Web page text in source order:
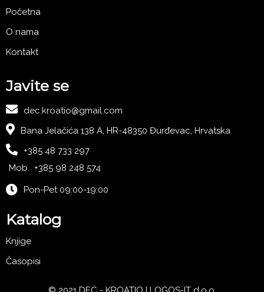
Početna
O nama
Kontakt
Javite se
dec.kroatio@gmail.com
Bana Jelačića 138 A, HR-48350 Đurđevac, Hrvatska
+385 48 733 297
Mob. +385 98 248 574
Pon-Pet 09:00-19:00
Katalog
Knjige
Časopisi